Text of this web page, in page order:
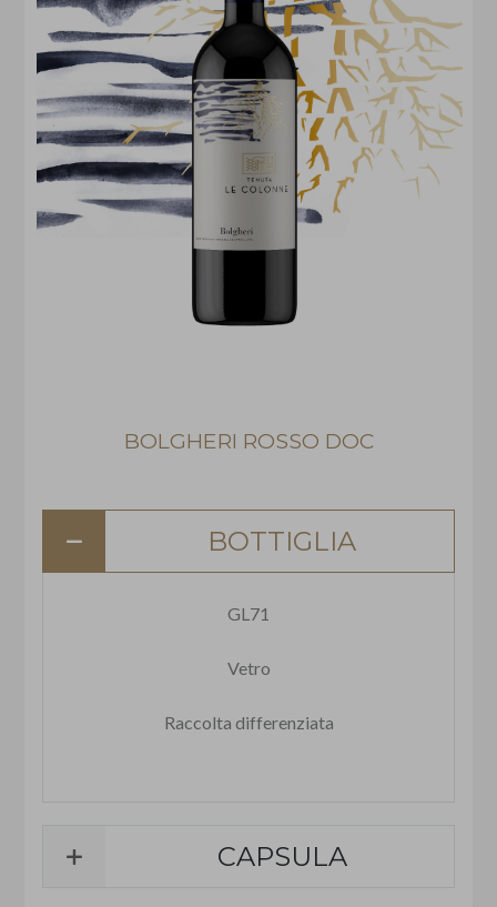
BOLGHERI ROSSO DOC
BOTTIGLIA
GL71
Vetro
Raccolta differenziata
CAPSULA